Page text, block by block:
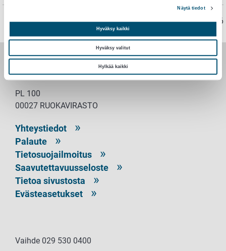
Näytä tiedot
Hyväksy kaikki
Hyväksy valitut
Hylkää kaikki
Sivu on viimeksi päivitetty 10.6.2026
PL 100
00027 RUOKAVIRASTO
Yhteystiedot
Palaute
Tietosuojailmoitus
Saavutettavuusseloste
Tietoa sivustosta
Evästeasetukset
Vaihde 029 530 0400